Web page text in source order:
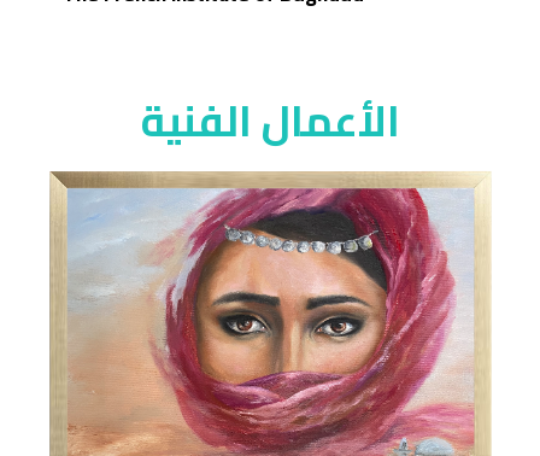
الأعمال الفنية